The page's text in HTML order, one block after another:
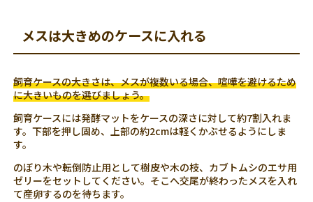
メスは大きめのケースに入れる
飼育ケースの大きさは、メスが複数いる場合、喧嘩を避けるため
に大きいものを選びましょう。
飼育ケースには発酵マットをケースの深さに対して約7割入れま
す。下部を押し固め、上部の約2cmは軽くかぶせるようにしま
す。
のぼり木や転倒防止用として樹皮や木の枝、カブトムシのエサ用
ゼリーをセットしてください。そこへ交尾が終わったメスを入れ
て産卵するのを待ちます。